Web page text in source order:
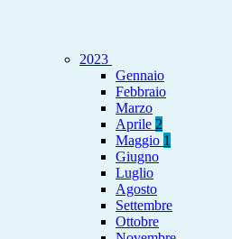
2023
Gennaio
Febbraio
Marzo
Aprile 2
Maggio 1
Giugno
Luglio
Agosto
Settembre
Ottobre